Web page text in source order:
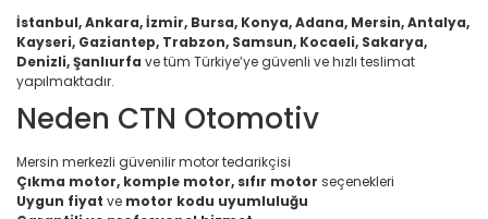
İstanbul, Ankara, İzmir, Bursa, Konya, Adana, Mersin, Antalya,
Kayseri, Gaziantep, Trabzon, Samsun, Kocaeli, Sakarya,
Denizli, Şanlıurfa ve tüm Türkiye’ye güvenli ve hızlı teslimat
yapılmaktadır.
Neden CTN Otomotiv
Mersin merkezli güvenilir motor tedarikçisi
Çıkma motor, komple motor, sıfır motor seçenekleri
Uygun fiyat ve motor kodu uyumluluğu